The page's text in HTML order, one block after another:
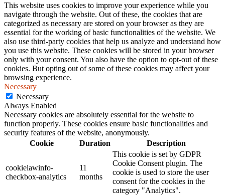
This website uses cookies to improve your experience while you
navigate through the website. Out of these, the cookies that are
categorized as necessary are stored on your browser as they are
essential for the working of basic functionalities of the website. We
also use third-party cookies that help us analyze and understand how
you use this website. These cookies will be stored in your browser
only with your consent. You also have the option to opt-out of these
cookies. But opting out of some of these cookies may affect your
browsing experience.
Necessary
Necessary
Always Enabled
Necessary cookies are absolutely essential for the website to
function properly. These cookies ensure basic functionalities and
security features of the website, anonymously.
Cookie
Duration Description
cookielawinfo-
checkbox-analytics
11
months
This cookie is set by GDPR
Cookie Consent plugin. The
cookie is used to store the user
consent for the cookies in the
category "Analytics".